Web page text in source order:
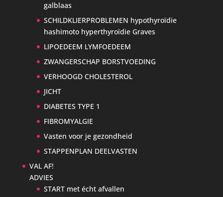
galblaas
SCHILDKLIERPROBLEMEN hypothyroïdie
hashimoto hyperthyroïdie Graves
LIPOEDEEM LYMFOEDEEM
ZWANGERSCHAP BORSTVOEDING
VERHOOGD CHOLESTEROL
JICHT
DIABETES TYPE 1
FIBROMYALGIE
Vasten voor je gezondheid
STAPPENPLAN DEELVASTEN
VAL AF!
ADVIES
START met écht afvallen